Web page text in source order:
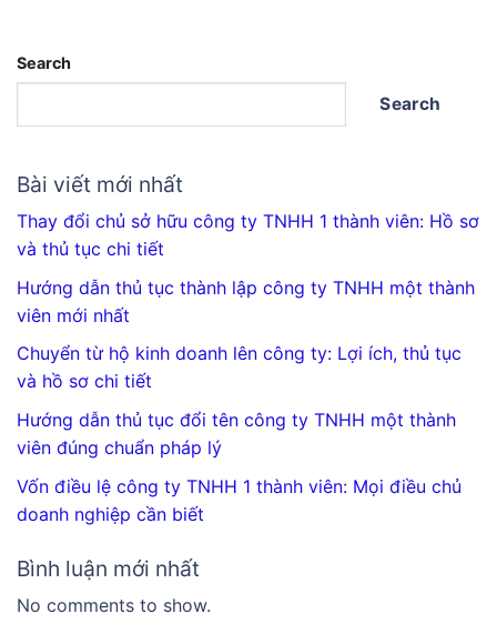
Search
Search
Bài viết mới nhất
Thay đổi chủ sở hữu công ty TNHH 1 thành viên: Hồ sơ
và thủ tục chi tiết
Hướng dẫn thủ tục thành lập công ty TNHH một thành
viên mới nhất
Chuyển từ hộ kinh doanh lên công ty: Lợi ích, thủ tục
và hồ sơ chi tiết
Hướng dẫn thủ tục đổi tên công ty TNHH một thành
viên đúng chuẩn pháp lý
Vốn điều lệ công ty TNHH 1 thành viên: Mọi điều chủ
doanh nghiệp cần biết
Bình luận mới nhất
No comments to show.